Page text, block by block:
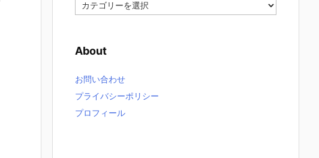
a
g
r
About
お問い合わせ
プライバシーポリシー
プロフィール